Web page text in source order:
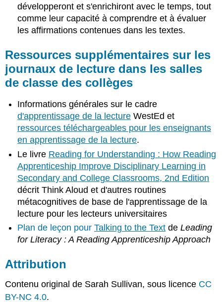
développeront et s'enrichiront avec le temps, tout
comme leur capacité à comprendre et à évaluer
les affirmations contenues dans les textes.
Ressources supplémentaires sur les
journaux de lecture dans les salles
de classe des collèges
Informations générales sur le cadre
d'apprentissage de la lecture WestEd et
ressources téléchargeables pour les enseignants
en apprentissage de la lecture.
Le livre Reading for Understanding : How Reading
Apprenticeship Improve Disciplinary Learning in
Secondary and College Classrooms, 2nd Edition
décrit Think Aloud et d'autres routines
métacognitives de base de l'apprentissage de la
lecture pour les lecteurs universitaires
Plan de leçon pourTalking to the Text deLeading
for Literacy : A Reading Apprenticeship Approach
Attribution
Contenu original de Sarah Sullivan, sous licence CC
BY-NC 4.0.